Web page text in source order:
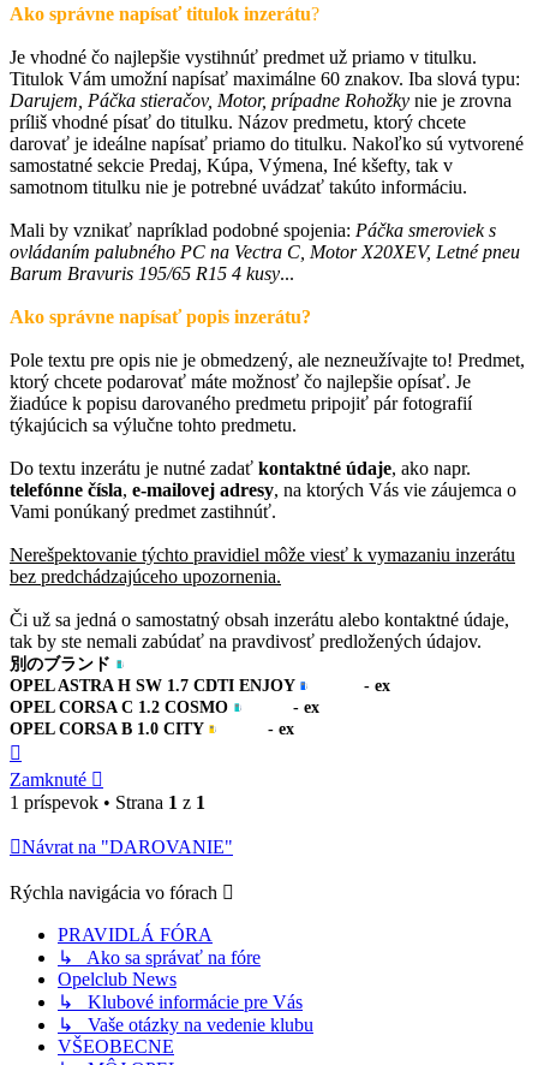
Ako správne napísať titulok inzerátu?
Je vhodné čo najlepšie vystihnúť predmet už priamo v titulku.
Titulok Vám umožní napísať maximálne 60 znakov. Iba slová typu:
Darujem, Páčka stieračov, Motor, prípadne Rohožky nie je zrovna
príliš vhodné písať do titulku. Názov predmetu, ktorý chcete
darovať je ideálne napísať priamo do titulku. Nakoľko sú vytvorené
samostatné sekcie Predaj, Kúpa, Výmena, Iné kšefty, tak v
samotnom titulku nie je potrebné uvádzať takúto informáciu.
Mali by vznikať napríklad podobné spojenia: Páčka smeroviek s
ovládaním palubného PC na Vectra C, Motor X20XEV, Letné pneu
Barum Bravuris 195/65 R15 4 kusy...
Ako správne napísať popis inzerátu?
Pole textu pre opis nie je obmedzený, ale nezneužívajte to! Predmet,
ktorý chcete podarovať máte možnosť čo najlepšie opísať. Je
žiadúce k popisu darovaného predmetu pripojiť pár fotografií
týkajúcich sa výlučne tohto predmetu.
Do textu inzerátu je nutné zadať kontaktné údaje, ako napr.
telefónne čísla, e-mailovej adresy, na ktorých Vás vie záujemca o
Vami ponúkaný predmet zastihnúť.
Nerešpektovanie týchto pravidiel môže viesť k vymazaniu inzerátu
bez predchádzajúceho upozornenia.
Či už sa jedná o samostatný obsah inzerátu alebo kontaktné údaje,
tak by ste nemali zabúdať na pravdivosť predložených údajov.
別のブランド
OPEL ASTRA H SW 1.7 CDTI ENJOY
- ex
OPEL CORSA C 1.2 COSMO
- ex
OPEL CORSA B 1.0 CITY
- ex
Zamknuté
1 príspevok • Strana 1 z 1
Návrat na "DAROVANIE"
Rýchla navigácia vo fórach
PRAVIDLÁ FÓRA
↳ Ako sa správať na fóre
Opelclub News
↳ Klubové informácie pre Vás
↳ Vaše otázky na vedenie klubu
VŠEOBECNE